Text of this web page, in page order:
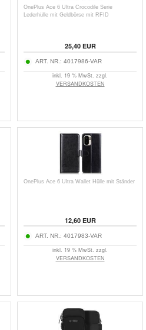
OnePlus Ace 6 Ultra Crocodile Serie
Lederhülle mit Geldbörse mit RFID
25,40EUR
ART. NR.: 4017986-VAR
inkl. 19 % MwSt. zzgl.
VERSANDKOSTEN
OnePlus Ace 6 Ultra Wallet Hülle mit Ständer
12,60EUR
ART. NR.: 4017983-VAR
inkl. 19 % MwSt. zzgl.
VERSANDKOSTEN